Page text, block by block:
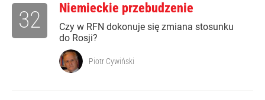
Niemieckie przebudzenie
Czy w RFN dokonuje się zmiana stosunku
do Rosji?
32
Piotr Cywiński